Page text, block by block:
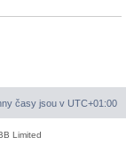
časy jsou v UTC+01:00
Limited